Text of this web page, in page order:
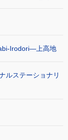
Irodori―上高地
ルステーショナリ